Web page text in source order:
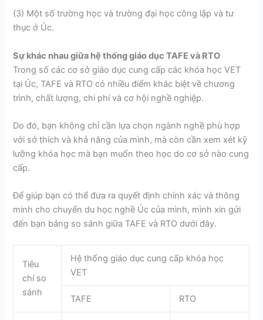
(3) Một số trường học và trường đại học công lập và tư
thục ở Úc.
Sự khác nhau giữa hệ thống giáo dục TAFE và RTO
Trong số các cơ sở giáo dục cung cấp các khóa học VET
tại Úc, TAFE và RTO có nhiều điểm khác biệt về chương
trình, chất lượng, chi phí và cơ hội nghề nghiệp.
Do đó, bạn không chỉ cần lựa chọn ngành nghề phù hợp
với sở thích và khả năng của mình, mà còn cần xem xét kỹ
lưỡng khóa học mà bạn muốn theo học do cơ sở nào cung
cấp.
Để giúp bạn có thể đưa ra quyết định chính xác và thông
minh cho chuyến du học nghề Úc của mình, mình xin gửi
đến bạn bảng so sánh giữa TAFE và RTO dưới đây.
Tiêu
chí so
sánh
Hệ thống giáo dục cung cấp khóa học
VET
TAFE RTO